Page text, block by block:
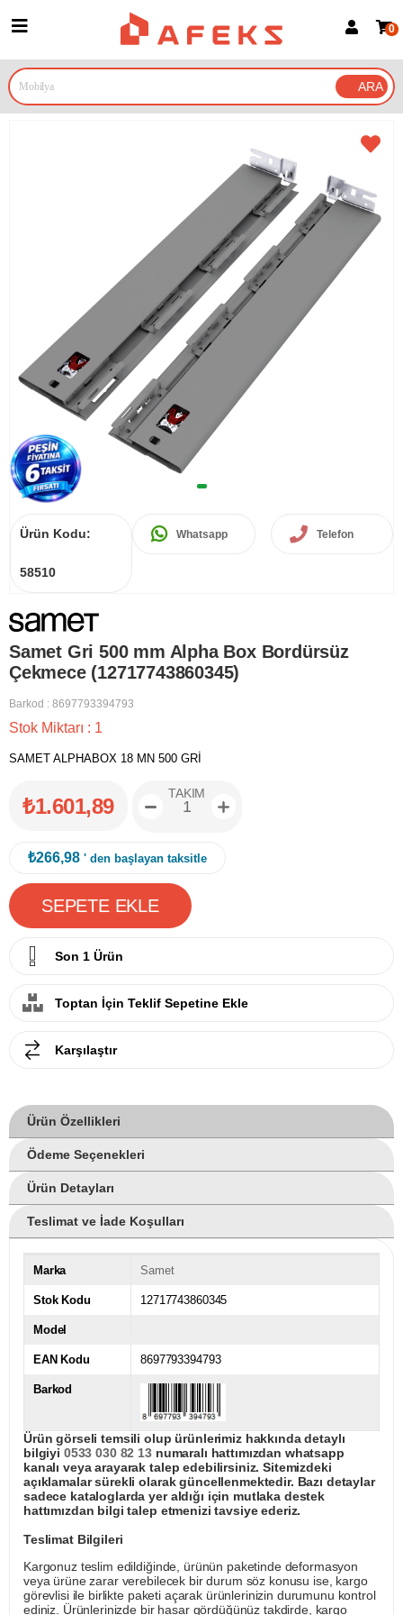
Google İle Bağlan
0
Ürün Kodu:
58510
Whatsapp Telefon
Samet Gri 500 mm Alpha Box Bordürsüz
Çekmece (12717743860345)
Barkod : 8697793394793
Stok Miktarı : 1
SAMET ALPHABOX 18 MN 500 GRİ
₺1.601,89
TAKIM
₺266,98 ' den başlayan taksitle
Son 1 Ürün
Toptan İçin Teklif Sepetine Ekle
Karşılaştır
Ürün Özellikleri
Ödeme Seçenekleri
Ürün Detayları
Teslimat ve İade Koşulları
Marka Samet
Stok Kodu 12717743860345
Model
EAN Kodu 8697793394793
Barkod
Ürün görseli temsili olup ürünlerimiz hakkında detaylı
bilgiyi 0533 030 82 13numaralı hattımızdan whatsapp
kanalı veya arayarak talep edebilirsiniz. Sitemizdeki
açıklamalar sürekli olarak güncellenmektedir. Bazı detaylar
sadece kataloglarda yer aldığı için mutlaka destek
hattımızdan bilgi talep etmenizi tavsiye ederiz.
Teslimat Bilgileri
Kargonuz teslim edildiğinde, ürünün paketinde deformasyon
veya ürüne zarar verebilecek bir durum söz konusu ise, kargo
görevlisi ile birlikte paketi açarak ürünlerinizin durumunu kontrol
ediniz. Ürünlerinizde bir hasar gördüğünüz takdirde, kargo